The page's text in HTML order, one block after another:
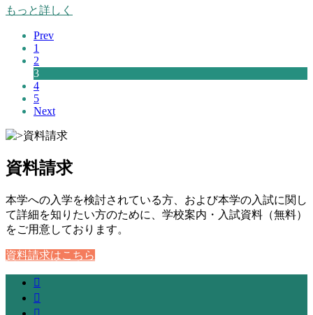
もっと詳しく
Prev
1
2
3
4
5
Next
資料請求
本学への入学を検討されている方、および本学の入試に関し
て詳細を知りたい方のために、学校案内・入試資料（無料）
をご用意しております。
資料請求はこちら